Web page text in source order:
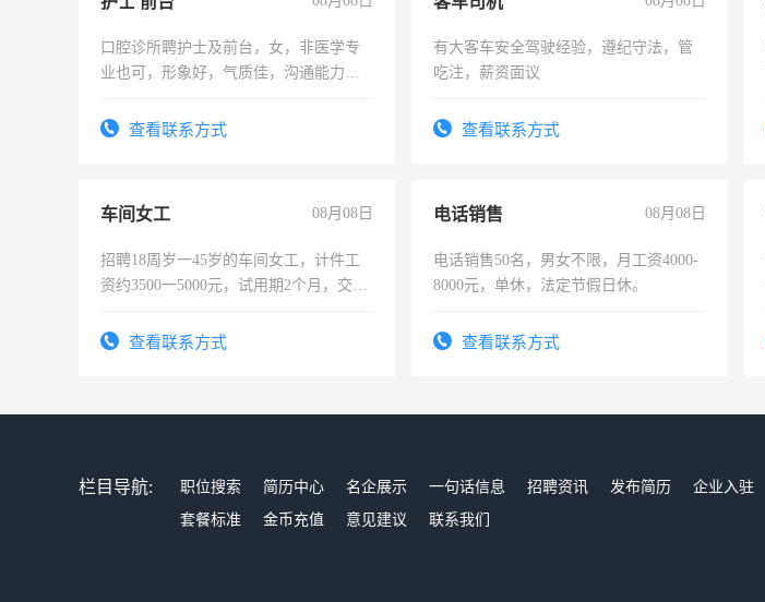
口腔诊所聘护士及前台，女，非医学专
业也可，形象好，气质佳，沟通能力
查看联系方式
有大客车安全驾驶经验，遵纪守法，管
吃注，薪资面议
查看联系方式
车间女工 08月08日
招聘18周岁一45岁的车间女工，计件工
资约3500一5000元，试用期2个月，交五
查看联系方式
电话销售 08月08日
电话销售50名，男女不限，月工资4000-
8000元，单休，法定节假日休。
查看联系方式
栏目导航: 职位搜索 简历中心 名企展示 一句话信息 招聘资讯 发布简历 企业入驻
套餐标准
金币充值 意见建议 联系我们